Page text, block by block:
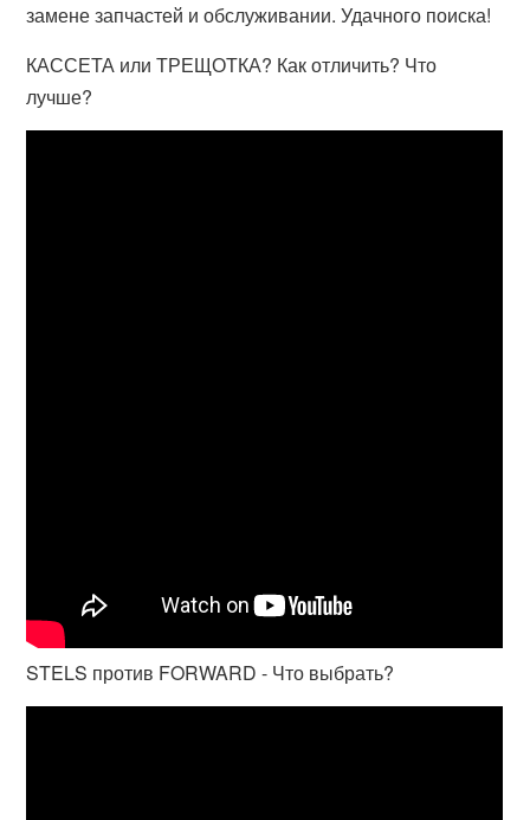
замене запчастей и обслуживании. Удачного поиска!
КАССЕТА или ТРЕЩОТКА? Как отличить? Что
лучше?
STELS против FORWARD - Что выбрать?